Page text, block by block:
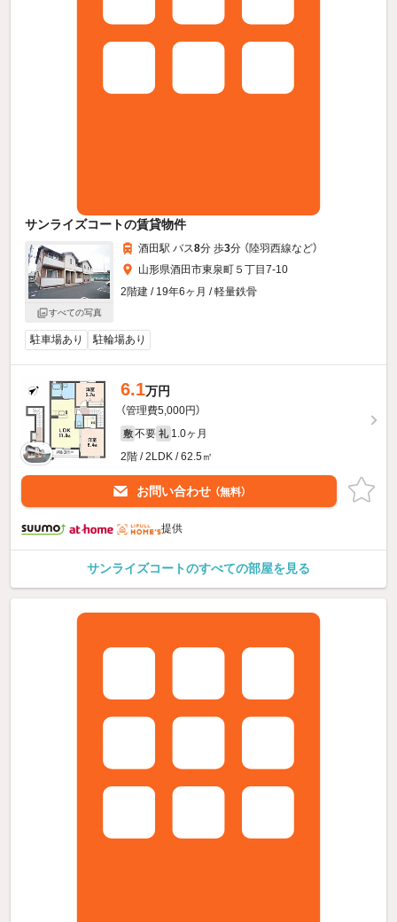
サンライズコートの賃貸物件
すべての写真
酒田駅 バス8分 歩3分 （陸羽西線など）
山形県酒田市東泉町５丁目7-10
2階建 / 19年6ヶ月 / 軽量鉄骨
駐車場あり 駐輪場あり
6.1万円
（管理費5,000円）
敷 不要 礼 1.0ヶ月
2階 / 2LDK / 62.5㎡
お問い合わせ （無料）
提供
サンライズコートのすべての部屋を見る